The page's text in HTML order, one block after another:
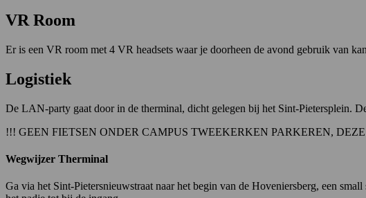
VR Room
Er is een VR room met 4 VR headsets waar je doorheen de avond gebruik van
Logistiek
De LAN-party gaat door in de therminal, dicht gelegen bij het Sint-Pietersplein.
!!! GEEN FIETSEN ONDER CAMPUS TWEEKERKEN PARKEREN,
Wegwijzer Therminal
Ga via het Sint-Pietersnieuwstraat naar het begin van de Hoveniersberg, een